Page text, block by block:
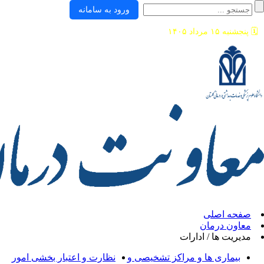
/ ادارات
ها و مراکز تشخیصی و
نظارت و اعتبار بخشی امور